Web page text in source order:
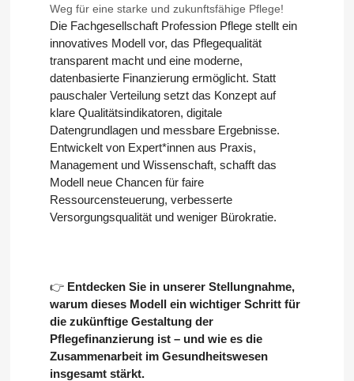
Weg für eine starke und zukunftsfähige Pflege!
Die Fachgesellschaft Profession Pflege stellt ein
innovatives Modell vor, das Pflegequalität
transparent macht und eine moderne,
datenbasierte Finanzierung ermöglicht. Statt
pauschaler Verteilung setzt das Konzept auf
klare Qualitätsindikatoren, digitale
Datengrundlagen und messbare Ergebnisse.
Entwickelt von Expert*innen aus Praxis,
Management und Wissenschaft, schafft das
Modell neue Chancen für faire
Ressourcensteuerung, verbesserte
Versorgungsqualität und weniger Bürokratie.
👉 Entdecken Sie in unserer Stellungnahme,
warum dieses Modell ein wichtiger Schritt für
die zukünftige Gestaltung der
Pflegefinanzierung ist – und wie es die
Zusammenarbeit im Gesundheitswesen
insgesamt stärkt.